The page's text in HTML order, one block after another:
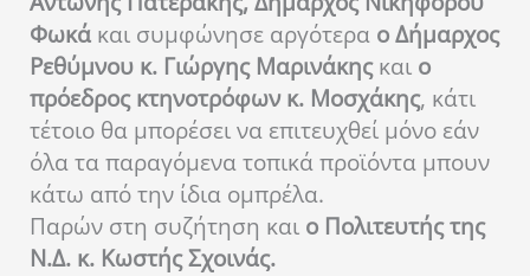
Φωκά και συμφώνησε αργότερα ο Δήμαρχος
Ρεθύμνου κ. Γιώργης Μαρινάκηςκαι ο
πρόεδρος κτηνοτρόφων κ. Μοσχάκης, κάτι
τέτοιο θα μπορέσει να επιτευχθεί μόνο εάν
όλα τα παραγόμενα τοπικά προϊόντα μπουν
κάτω από την ίδια ομπρέλα.
Παρών στη συζήτηση και ο Πολιτευτής της
Ν.Δ. κ. Κωστής Σχοινάς.